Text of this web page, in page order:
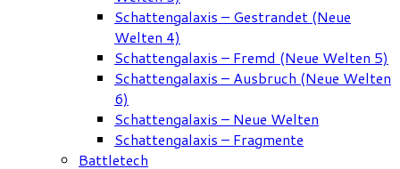
Schattengalaxis – Gestrandet (Neue
Welten 4)
Schattengalaxis – Fremd (Neue Welten 5)
Schattengalaxis – Ausbruch (Neue Welten
6)
Schattengalaxis – Neue Welten
Schattengalaxis – Fragmente
Battletech